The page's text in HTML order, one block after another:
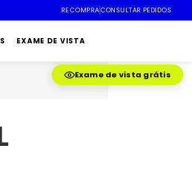
RECOMPRACONSULTAR PEDIDOS
EXAME DE VISTA
Exame de vista grátis